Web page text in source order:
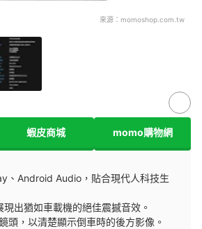
來源： momoshop.com.tw
蝦皮商城 momo購物網
、Android Audio，貼合現代人科技生
出猶如車載機的絕佳震撼音效。
頭，以清楚顯示倒車時的後方影像。